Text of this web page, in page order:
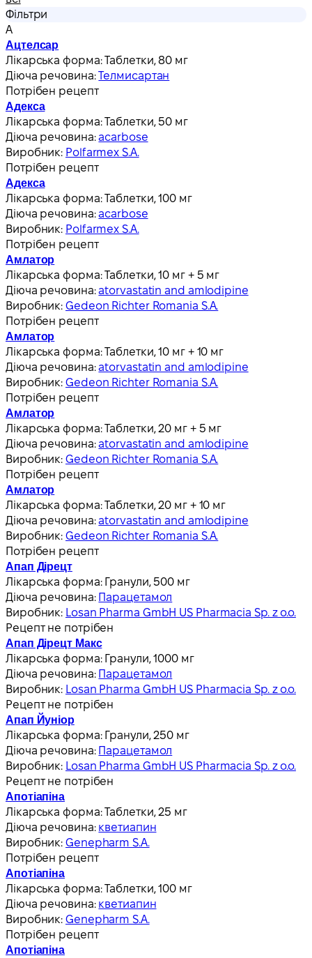
Фільтри
А
Ацтелсар
Лікарська форма:Таблетки, 80 мг
Діюча речовина:Телмисартан
Потрібен рецепт
Адекса
Лікарська форма:Таблетки, 50 мг
Діюча речовина:acarbose
Виробник: Polfarmex S.A.
Потрібен рецепт
Адекса
Лікарська форма:Таблетки, 100 мг
Діюча речовина:acarbose
Виробник: Polfarmex S.A.
Потрібен рецепт
Амлатор
Лікарська форма:Таблетки, 10 мг + 5 мг
Діюча речовина:atorvastatin and amlodipine
Виробник:Gedeon Richter Romania S.A.
Потрібен рецепт
Амлатор
Лікарська форма:Таблетки, 10 мг + 10 мг
Діюча речовина:atorvastatin and amlodipine
Виробник:Gedeon Richter Romania S.A.
Потрібен рецепт
Амлатор
Лікарська форма:Таблетки, 20 мг + 5 мг
Діюча речовина:atorvastatin and amlodipine
Виробник:Gedeon Richter Romania S.A.
Потрібен рецепт
Амлатор
Лікарська форма:Таблетки, 20 мг + 10 мг
Діюча речовина:atorvastatin and amlodipine
Виробник:Gedeon Richter Romania S.A.
Потрібен рецепт
Апап Дірецт
Лікарська форма: Гранули, 500 мг
Діюча речовина: Парацетамол
Виробник: Losan Pharma GmbH US Pharmacia Sp. z o.o.
Рецепт не потрібен
Апап Дірецт Макс
Лікарська форма: Гранули, 1000 мг
Діюча речовина: Парацетамол
Виробник: Losan Pharma GmbH US Pharmacia Sp. z o.o.
Рецепт не потрібен
Апап Йуніор
Лікарська форма: Гранули, 250 мг
Діюча речовина: Парацетамол
Виробник: Losan Pharma GmbH US Pharmacia Sp. z o.o.
Рецепт не потрібен
Апотіапіна
Лікарська форма:Таблетки, 25 мг
Діюча речовина: кветиапин
Виробник:Genepharm S.A.
Потрібен рецепт
Апотіапіна
Лікарська форма:Таблетки, 100 мг
Діюча речовина: кветиапин
Виробник:Genepharm S.A.
Потрібен рецепт
Апотіапіна